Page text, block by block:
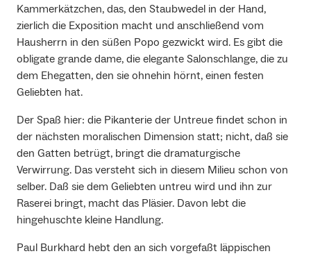
Kammerkätzchen, das, den Staubwedel in der Hand,
zierlich die Exposition macht und anschließend vom
Hausherrn in den süßen Popo gezwickt wird. Es gibt die
obligate grande dame, die elegante Salonschlange, die zu
dem Ehegatten, den sie ohnehin hörnt, einen festen
Geliebten hat.
Der Spaß hier: die Pikanterie der Untreue findet schon in
der nächsten moralischen Dimension statt; nicht, daß sie
den Gatten betrügt, bringt die dramaturgische
Verwirrung. Das versteht sich in diesem Milieu schon von
selber. Daß sie dem Geliebten untreu wird und ihn zur
Raserei bringt, macht das Pläsier. Davon lebt die
hingehuschte kleine Handlung.
Paul Burkhard hebt den an sich vorgefaßt läppischen